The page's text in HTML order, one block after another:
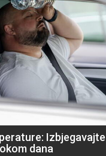
dana